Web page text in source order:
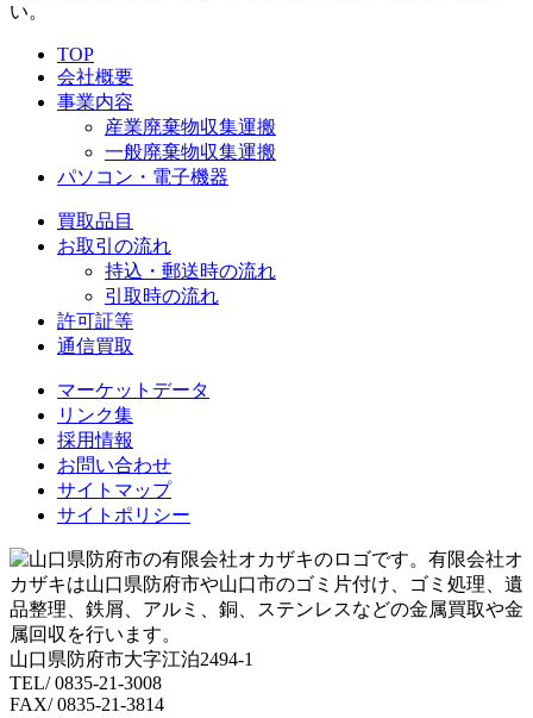
TOP
会社概要
事業内容
産業廃棄物収集運搬
一般廃棄物収集運搬
パソコン・電子機器
買取品目
お取引の流れ
持込・郵送時の流れ
引取時の流れ
許可証等
通信買取
マーケットデータ
リンク集
採用情報
お問い合わせ
サイトマップ
サイトポリシー
山口県防府市大字江泊2494-1
TEL/ 0835-21-3008
FAX/ 0835-21-3814